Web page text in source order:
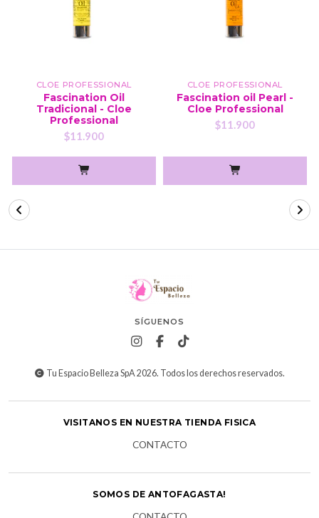
CLOE PROFESSIONAL
Fascination Oil
Tradicional - Cloe
Professional
$11.900
CLOE PROFESSIONAL
Fascination oil Pearl -
Cloe Professional
$11.900
SÍGUENOS
Tu Espacio Belleza SpA 2026. Todos los derechos reservados.
VISITANOS EN NUESTRA TIENDA FISICA
CONTACTO
SOMOS DE ANTOFAGASTA!